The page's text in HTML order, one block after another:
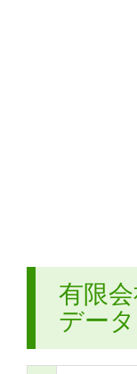
有限
データ